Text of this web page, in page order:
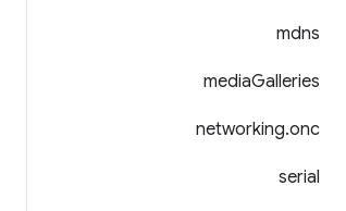
mdns
mediaGalleries
networking.onc
serial